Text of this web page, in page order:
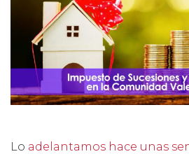
Lo adelantamos hace unas